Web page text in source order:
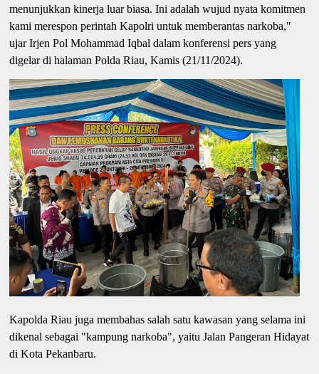
menunjukkan kinerja luar biasa. Ini adalah wujud nyata komitmen
kami merespon perintah Kapolri untuk memberantas narkoba,"
ujar Irjen Pol Mohammad Iqbal dalam konferensi pers yang
digelar di halaman Polda Riau, Kamis (21/11/2024).
Kapolda Riau juga membahas salah satu kawasan yang selama ini
dikenal sebagai "kampung narkoba", yaitu Jalan Pangeran Hidayat
di Kota Pekanbaru.